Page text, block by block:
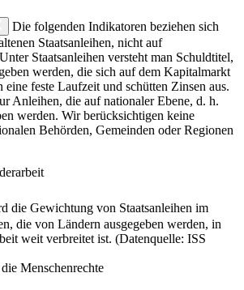
Die folgenden Indikatoren beziehen sich
Staatsanleihen, nicht auf
Staatsanleihen versteht man Schuldtitel,
werden, die sich auf dem Kapitalmarkt
eine feste Laufzeit und schütten Zinsen aus.
Anleihen, die auf nationaler Ebene, d. h.
werden. Wir berücksichtigen keine
Behörden, Gemeinden oder Regionen
die Gewichtung von Staatsanleihen im
die von Ländern ausgegeben werden, in
weit verbreitet ist. (Datenquelle: ISS
Menschenrechte